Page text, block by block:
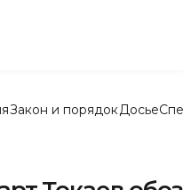
Закон и порядок Досье